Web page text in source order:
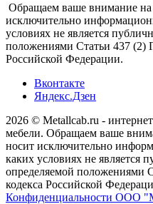
Обращаем ваше внимание на
исключительно
условиях не является
положениями Статьи 437 (2)
Российской Федерации.
Вконтакте
Яндекс.Дзен
2026 © Metallcab.ru -
мебели. Обращаем ваше
носит исключительно
каких условиях не является
определяемой положениями
кодекса Российской
Конфиденциальности ООО